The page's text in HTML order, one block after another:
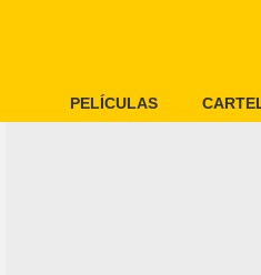
PELÍCULAS